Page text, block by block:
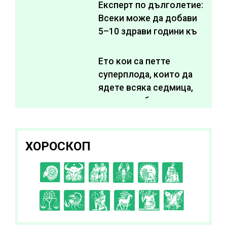
Експерт по дълголетие:
Всеки може да добави
5–10 здрави години към
Ето кои са петте
суперплода, които да
ядете всяка седмица,
за да подобрите
ХОРОСКОП
C D EFGH
I J K L A B